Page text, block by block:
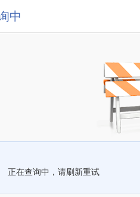
中
正在查询中，请刷新重试